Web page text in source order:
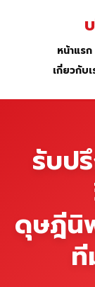
หน้าแรก
หน้าแรก
เกี่ยวกับเ
รับป
ดุษฎีนิ